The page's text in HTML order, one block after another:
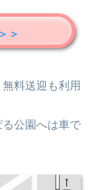
＞
料送迎も利用
公園へは車で